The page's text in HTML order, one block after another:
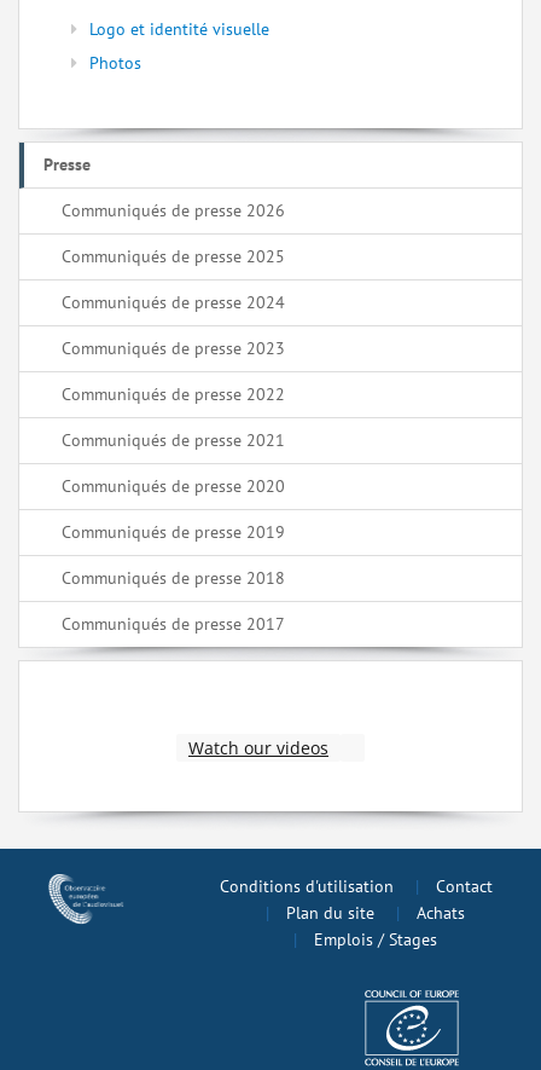
Logo et identité visuelle
Photos
Presse
Communiqués de presse 2026
Communiqués de presse 2025
Communiqués de presse 2024
Communiqués de presse 2023
Communiqués de presse 2022
Communiqués de presse 2021
Communiqués de presse 2020
Communiqués de presse 2019
Communiqués de presse 2018
Communiqués de presse 2017
Watch our videos
Conditions d'utilisation
Contact
Plan du site
Achats
Emplois / Stages